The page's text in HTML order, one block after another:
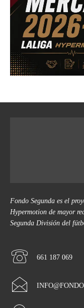
Fondo Segunda es el
Hypermotion de mayor
Segunda División del
661 187 069